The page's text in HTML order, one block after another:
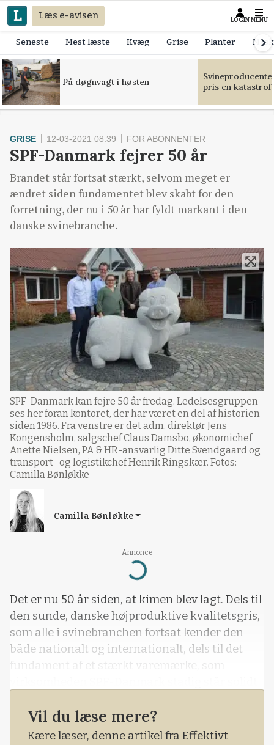
Læs e-avisen LOGIN MENU
Seneste Mest læste Kvæg Grise Planter
På døgnvagt i høsten
pris en
Annonce
Loading...
GRISE 12-03-2021 08:39 FOR ABONNENTER
SPF-Danmark fejrer 50 år
Brandet står fortsat stærkt, selvom meget er
ændret siden fundamentet blev skabt for den
forretning, der nu i 50 år har fyldt markant i den
danske svinebranche.
SPF-Danmark kan fejre 50 år fredag. Ledelsesgruppen
ses her foran kontoret, der har været en del af historien
siden 1986. Fra venstre er det adm. direktør Jens
Kongensholm, salgschef Claus Damsbo, økonomichef
Anette Nielsen, PA & HR-ansvarlig Ditte Svendgaard og
transport- og logistikchef Henrik Ringskær. Fotos:
Camilla Bønløkke
Camilla Bønløkke
Det er nu 50 år siden, at kimen blev lagt. Dels til
den sunde, danske højproduktive kvalitetsgris,
som alle i svinebranchen fortsat kender den
både nationalt og internationalt, dels til det
fundament af et stærkt varemærke, som
Vil du læse mere?
Kære læser, denne artikel fra Effektivt